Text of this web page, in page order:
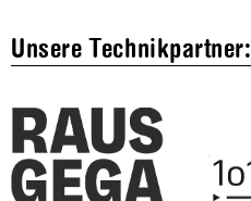
Unsere Technikpartner: